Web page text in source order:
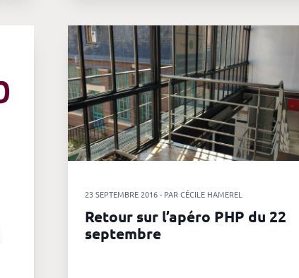
23 SEPTEMBRE 2016 - PAR CÉCILE HAMEREL
Retour sur l’apéro PHP du 22
septembre